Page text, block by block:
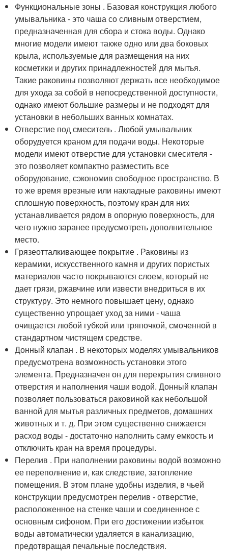
Функциональные зоны . Базовая конструкция любого
умывальника - это чаша со сливным отверстием,
предназначенная для сбора и стока воды. Однако
многие модели имеют также одно или два боковых
крыла, используемые для размещения на них
косметики и других принадлежностей для мытья.
Такие раковины позволяют держать все необходимое
для ухода за собой в непосредственной доступности,
однако имеют большие размеры и не подходят для
установки в небольших ванных комнатах.
Отверстие под смеситель . Любой умывальник
оборудуется краном для подачи воды. Некоторые
модели имеют отверстие для установки смесителя -
это позволяет компактно разместить все
оборудование, сэкономив свободное пространство. В
то же время врезные или накладные раковины имеют
сплошную поверхность, поэтому кран для них
устанавливается рядом в опорную поверхность, для
чего нужно заранее предусмотреть дополнительное
место.
Грязеотталкивающее покрытие . Раковины из
керамики, искусственного камня и других пористых
материалов часто покрываются слоем, который не
дает грязи, ржавчине или извести внедриться в их
структуру. Это немного повышает цену, однако
существенно упрощает уход за ними - чаша
очищается любой губкой или тряпочкой, смоченной в
стандартном чистящем средстве.
Донный клапан . В некоторых моделях умывальников
предусмотрена возможность установки этого
элемента. Предназначен он для перекрытия сливного
отверстия и наполнения чаши водой. Донный клапан
позволяет пользоваться раковиной как небольшой
ванной для мытья различных предметов, домашних
животных и т. д. При этом существенно снижается
расход воды - достаточно наполнить саму емкость и
отключить кран на время процедуры.
Перелив . При наполнении раковины водой возможно
ее переполнение и, как следствие, затопление
помещения. В этом плане удобны изделия, в чьей
конструкции предусмотрен перелив - отверстие,
расположенное на стенке чаши и соединенное с
основным сифоном. При его достижении избыток
воды автоматически удаляется в канализацию,
предотвращая печальные последствия.